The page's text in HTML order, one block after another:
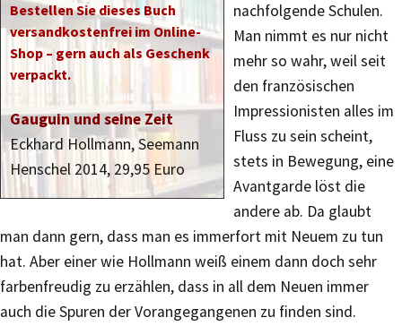
Bestellen Sie dieses Buch
versandkostenfrei im Online-
Shop – gern auch als Geschenk
verpackt.
Gauguin und seine Zeit
Eckhard Hollmann, Seemann
Henschel 2014, 29,95 Euro
nachfolgende Schulen.
Man nimmt es nur nicht
mehr so wahr, weil seit
den französischen
Impressionisten alles im
Fluss zu sein scheint,
stets in Bewegung, eine
Avantgarde löst die
andere ab. Da glaubt
man dann gern, dass man es immerfort mit Neuem zu tun
hat. Aber einer wie Hollmann weiß einem dann doch sehr
farbenfreudig zu erzählen, dass in all dem Neuen immer
auch die Spuren der Vorangegangenen zu finden sind.